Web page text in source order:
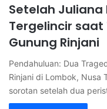
Setelah Juliana
Tergelincir saat
Gunung Rinjani
Pendahuluan: Dua
Rinjani di Lombok, Nusa
sorotan setelah dua